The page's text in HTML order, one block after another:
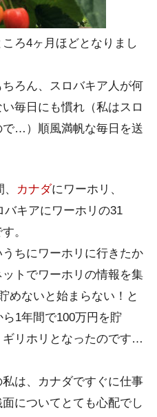
ろ4ヶ月ほどとなりまし
ろん、スロバキア人が何
毎日にも慣れ（私はスロ
…）順風満帆な毎日を送
カナダにワーホリ、
バキアにワーホリの31
。
ちにワーホリに行きたか
トでワーホリの情報を集
めないと始まらない！と
1年間で100万円を貯
リホリとなったのです…
は、カナダですぐに仕事
についてとても心配でし